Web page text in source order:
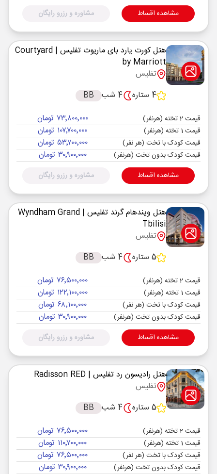
مشاهده اقساط مشاوره و رزرو رایگان
هتل کورت یارد بای ماریوت تفلیس | Courtyard
by Marriott
تفلیس
4 ستاره
4 شب BB
قیمت 2 تخته (هرنفر) ۷۳٬۸۰۰٬۰۰۰ تومان
قیمت 1 تخته (هرنفر) ۱۰۷٬۷۰۰٬۰۰۰ تومان
قیمت کودک با تخت (هر نفر) ۵۳٬۷۰۰٬۰۰۰ تومان
قیمت کودک بدون تخت (هرنفر) ۳۰٬۹۰۰٬۰۰۰ تومان
مشاهده اقساط مشاوره و رزرو رایگان
هتل ویندهام گرند تفلیس | Wyndham Grand
Tbilisi
تفلیس
5 ستاره
4 شب BB
قیمت 2 تخته (هرنفر) ۷۶٬۵۰۰٬۰۰۰ تومان
قیمت 1 تخته (هرنفر) ۱۲۲٬۱۰۰٬۰۰۰ تومان
قیمت کودک با تخت (هر نفر) ۶۸٬۱۰۰٬۰۰۰ تومان
قیمت کودک بدون تخت (هرنفر) ۳۰٬۹۰۰٬۰۰۰ تومان
مشاهده اقساط مشاوره و رزرو رایگان
هتل رادیسون رد تفلیس | Radisson RED
تفلیس
5 ستاره
4 شب BB
قیمت 2 تخته (هرنفر) ۷۶٬۵۰۰٬۰۰۰ تومان
قیمت 1 تخته (هرنفر) ۱۱۰٬۷۰۰٬۰۰۰ تومان
قیمت کودک با تخت (هر نفر) ۷۶٬۵۰۰٬۰۰۰ تومان
قیمت کودک بدون تخت (هرنفر) ۳۰٬۹۰۰٬۰۰۰ تومان